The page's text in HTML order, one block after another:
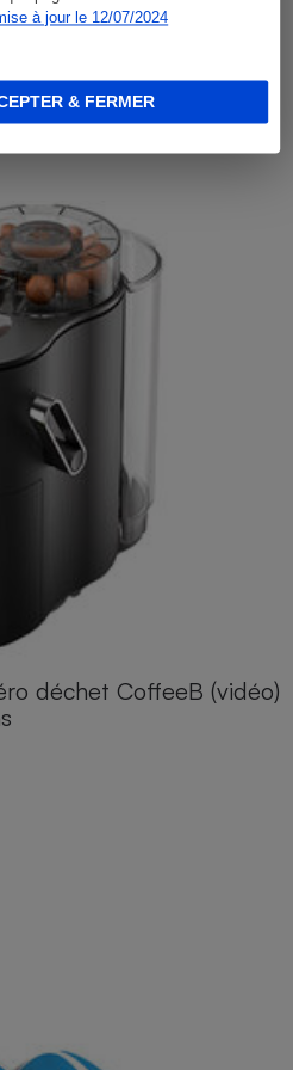
à jour le 12/07/2024
& FERMER
déchet CoffeeB (vidéo)